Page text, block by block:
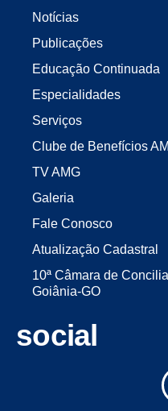
Notícias
Publicações
Educação Continuada
Especialidades
Serviços
Clube de Benefícios
TV AMG
Galeria
Fale Conosco
Atualização Cadastral
10ª Câmara de
Goiânia-GO
social